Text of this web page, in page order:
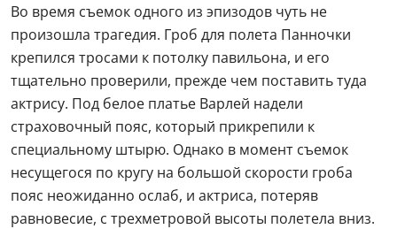
Во время съемок одного из эпизодов чуть не
произошла трагедия. Гроб для полета Панночки
крепился тросами к потолку павильона, и его
тщательно проверили, прежде чем поставить туда
актрису. Под белое платье Варлей надели
страховочный пояс, который прикрепили к
специальному штырю. Однако в момент съемок
несущегося по кругу на большой скорости гроба
пояс неожиданно ослаб, и актриса, потеряв
равновесие, с трехметровой высоты полетела вниз.